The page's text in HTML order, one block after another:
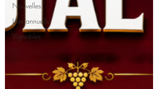
Nouvelles
Liste annuelle
Vignobles